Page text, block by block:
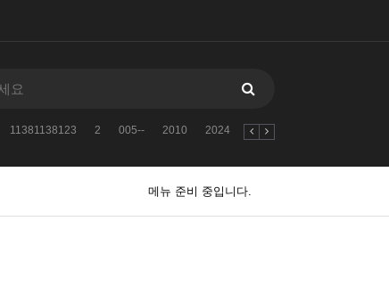
11381138123 2 005-- 2010 2024 자유게시판
메뉴 준비 중입니다.